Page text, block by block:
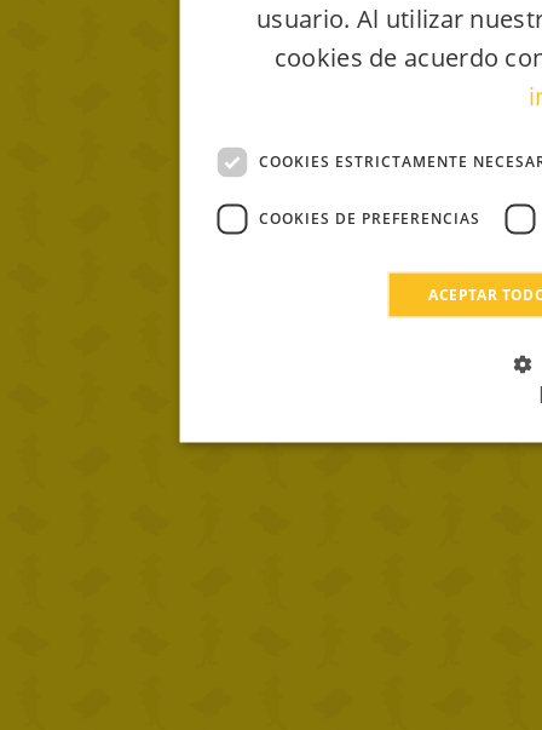
usuario. Al utilizar
cookies de acuerdo
COOKIES ESTRICTAMENTE
COOKIES DE PREFERENCIAS
ACEPTAR